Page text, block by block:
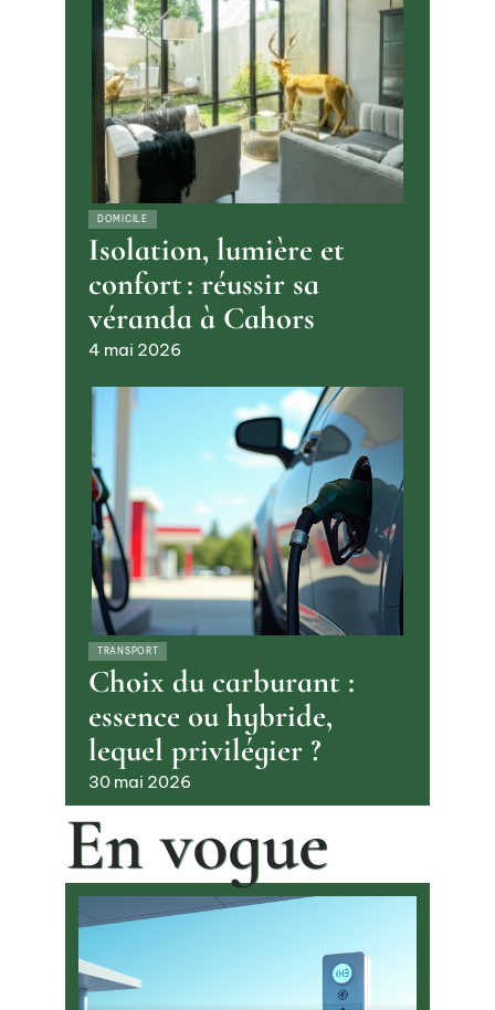
DOMICILE
Isolation, lumière et
confort : réussir sa
véranda à Cahors
4 mai 2026
TRANSPORT
Choix du carburant :
essence ou hybride,
lequel privilégier ?
30 mai 2026
En vogue